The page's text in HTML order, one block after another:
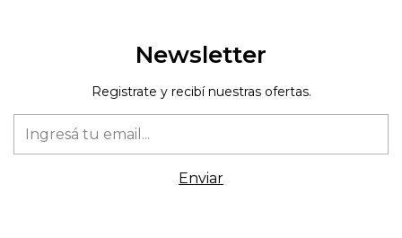
Newsletter
Registrate y recibí nuestras ofertas.